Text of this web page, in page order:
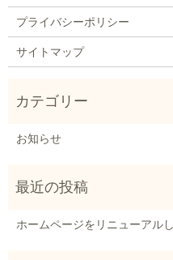
プライバシーポリシー
サイトマップ
お知らせ
ホームページをリニューアルし